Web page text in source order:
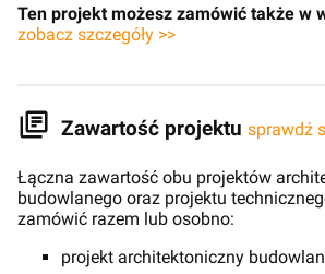
Ten projekt możesz zamówić także w
zobacz szczegóły >>
Zawartość projektu sprawdź
Łączna zawartość obu projektów
budowlanego oraz projektu
zamówić razem lub osobno:
projekt architektoniczny